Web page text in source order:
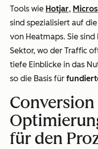
Tools wie Hotjar,
sind spezialisiert auf
von Heatmaps. Sie
Sektor, wo der Traffic
tiefe Einblicke in das
so die Basis für
Conversion
für den